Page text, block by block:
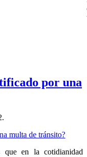
por una
.
en la cotidianidad